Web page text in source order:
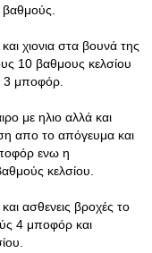
χιονια στα βουνά της
10 βαθμους κελσίου
3 μποφόρ.
με ηλιο αλλά και
απο το απόγευμα και
ενω η
κελσίου.
ασθενεις βροχές το
4 μποφόρ και